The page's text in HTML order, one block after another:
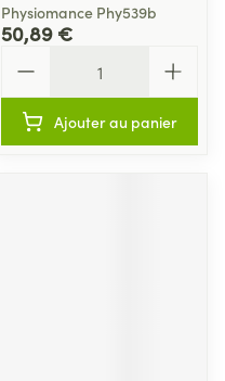
Physiomance Phy539b
50,89 €
Ajouter au panier